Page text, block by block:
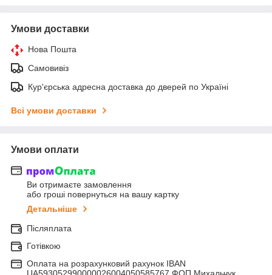
Умови доставки
Нова Пошта
Самовивіз
Кур'єрська адресна доставка до дверей по Україні
Всі умови доставки
Умови оплати
Ви отримаєте замовлення
або гроші повернуться на вашу картку
Детальніше
Післяплата
Готівкою
Оплата на розрахунковий рахунок IBAN